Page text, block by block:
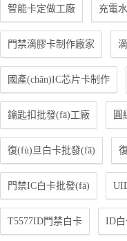
智能卡定做工廠 充電
門禁滴膠卡制作廠家
國產(chǎn)IC芯片卡制作
鑰匙扣批發(fā)工廠 圓
復(fù)旦白卡批發(fā)
門禁IC白卡批發(fā)
T5577ID門禁白卡 ID白